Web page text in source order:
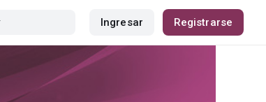
Ingresar Registrarse